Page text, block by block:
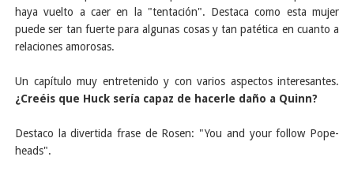
haya vuelto a caer en la "tentación". Destaca como esta mujer
puede ser tan fuerte para algunas cosas y tan patética en cuanto a
relaciones amorosas.
Un capítulo muy entretenido y con varios aspectos interesantes.
¿Creéis que Huck sería capaz de hacerle daño a Quinn?
Destaco la divertida frase de Rosen: "You and your follow Pope-
heads".